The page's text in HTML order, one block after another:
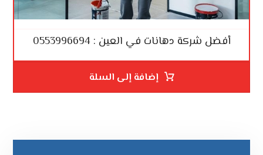
أفضل شركة دهانات في العين : 0553996694
إضافة إلى السلة